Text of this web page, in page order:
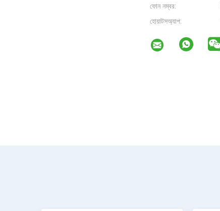
ফোন নম্বর:
হোয়াটসঅ্যাপ: